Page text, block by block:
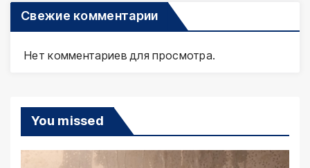
Свежие комментарии
Нет комментариев для просмотра.
You missed